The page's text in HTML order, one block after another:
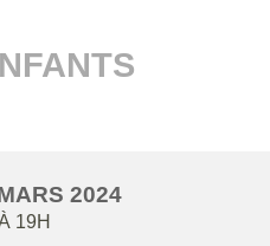
2024
19H